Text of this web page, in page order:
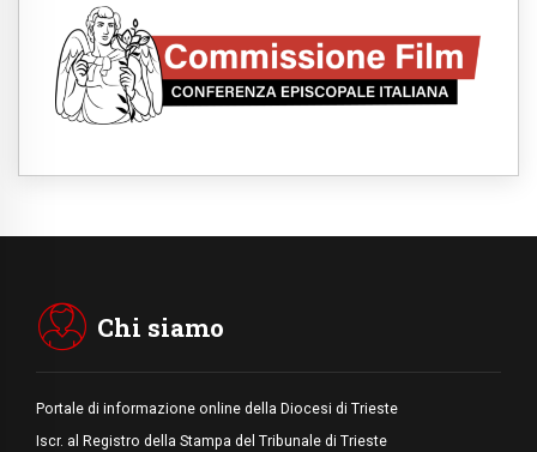
stranieri
05.08.2026
Pizzaballa ad Assisi: i cristiani stanchi del
tira e molla delle trattative, vogliono pace
per affrontare le "sfide urgenti" di oggi
social non saziano, vogliamo cose grandi"
Chi siamo
Portale di informazione online della Diocesi di Trieste
Iscr. al Registro della Stampa del Tribunale di Trieste